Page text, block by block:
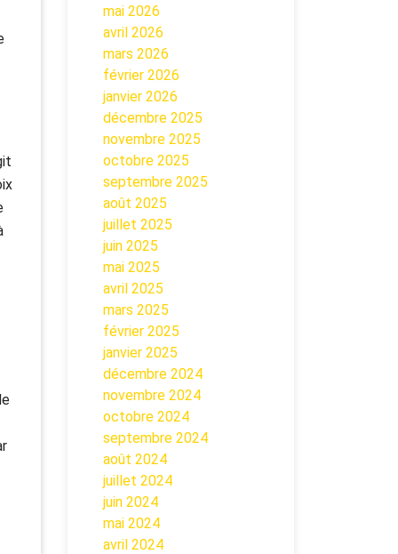
mai 2026
avril 2026
mars 2026
février 2026
janvier 2026
décembre 2025
novembre 2025
octobre 2025
septembre 2025
août 2025
juillet 2025
juin 2025
mai 2025
avril 2025
mars 2025
février 2025
janvier 2025
décembre 2024
novembre 2024
octobre 2024
septembre 2024
août 2024
juillet 2024
juin 2024
mai 2024
avril 2024